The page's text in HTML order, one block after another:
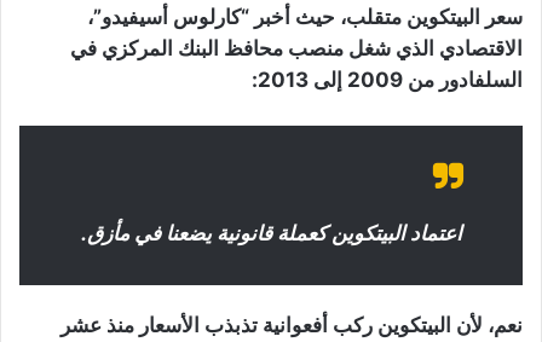
سعر البيتكوين متقلب، حيث أخبر “كارلوس أسيفيدو”،
الاقتصادي الذي شغل منصب محافظ البنك المركزي في
السلفادور من 2009 إلى 2013:
اعتماد البيتكوين كعملة قانونية يضعنا في مأزق.
نعم، لأن البيتكوين ركب أفعوانية تذبذب الأسعار منذ عشر